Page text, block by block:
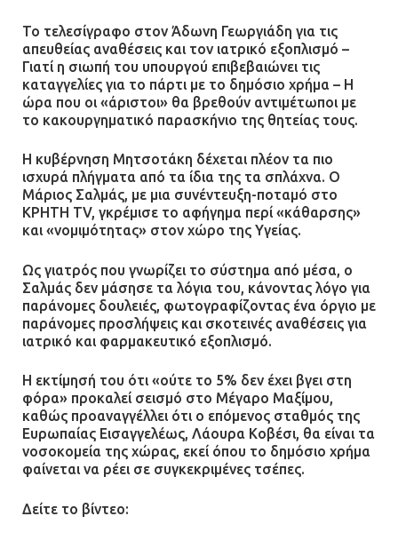
Η Οινόη αποκτά μια νέα, σύγχρονη
και ασφαλή παιδική χαρά
13.07.2026 | 21:21
Τηλεφωνικές απάτες με λεία
130.000 ευρώ στην Αττική
13.07.2026 | 20:44
Ασπρόπυργος: Πέθανε ένας από
τους σοβαρά εγκαυματίες της
μεγάλης έκρηξης στο εργοστάσιο
12.07.2026 | 15:07
Άργος: Στη φυλακή οι δύο
αστυνομικοί για τους
πυροβολισμούς κατά του 20χρονου
11.07.2026 | 22:59
Το τελεσίγραφο στον Άδωνη Γεωργιάδη για τις
απευθείας αναθέσεις και τον ιατρικό εξοπλισμό –
Γιατί η σιωπή του υπουργού επιβεβαιώνει τις
καταγγελίες για το πάρτι με το δημόσιο χρήμα – Η
ώρα που οι «άριστοι» θα βρεθούν αντιμέτωποι με
το κακουργηματικό παρασκήνιο της θητείας τους.
Η κυβέρνηση Μητσοτάκη δέχεται πλέον τα πιο
ισχυρά πλήγματα από τα ίδια της τα σπλάχνα. Ο
Μάριος Σαλμάς, με μια συνέντευξη-ποταμό στο
ΚΡΗΤΗ TV, γκρέμισε το αφήγημα περί «κάθαρσης»
και «νομιμότητας» στον χώρο της Υγείας.
Ως γιατρός που γνωρίζει το σύστημα από μέσα, ο
Σαλμάς δεν μάσησε τα λόγια του, κάνοντας λόγο για
παράνομες δουλειές, φωτογραφίζοντας ένα όργιο με
παράνομες προσλήψεις και σκοτεινές αναθέσεις για
ιατρικό και φαρμακευτικό εξοπλισμό.
Η εκτίμησή του ότι «ούτε το 5% δεν έχει βγει στη
φόρα» προκαλεί σεισμό στο Μέγαρο Μαξίμου,
καθώς προαναγγέλλει ότι ο επόμενος σταθμός της
Ευρωπαίας Εισαγγελέως, Λάουρα Κοβέσι, θα είναι τα
νοσοκομεία της χώρας, εκεί όπου το δημόσιο χρήμα
φαίνεται να ρέει σε συγκεκριμένες τσέπες.
Δείτε το βίντεο: